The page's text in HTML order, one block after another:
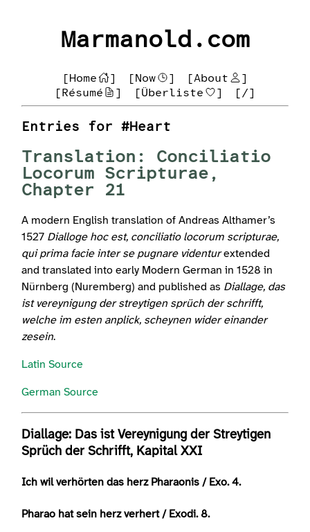
Marmanold.com
[Home ] [Now ] [About
]
[Résumé
] [Überliste ] [/]
Entries for #Heart
Translation: Conciliatio
Locorum Scripturae,
Chapter 21
A modern English translation of Andreas Althamer’s
1527 Dialloge hoc est, conciliatio locorum scripturae,
qui prima facie inter se pugnare videnturextended
and translated into early Modern German in 1528 in
Nürnberg (Nuremberg) and published as Diallage, das
ist vereynigung der streytigen sprüch der schrifft,
welche im esten anplick, scheynen wider einander
zesein.
Latin Source
German Source
Diallage: Das ist Vereynigung der Streytigen
Sprüch der Schrifft, Kapital XXI
Ich wil verhörten das herz Pharaonis / Exo. 4.
Pharao hat sein herz verhert / Exodi. 8.